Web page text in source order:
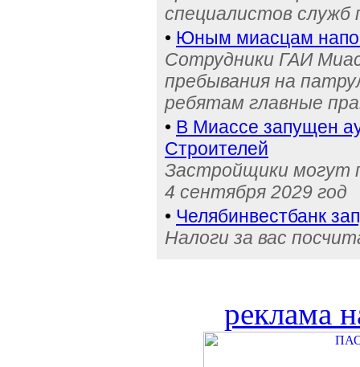
специалистов
• Юным миасцам
Сотрудники ГАИ
пребывания на
ребятам главные
• В Миассе запущен
Строителей
Застройщики могут
4 сентября 2029 год
• Челябинвестбанк
Налоги за вас
реклама